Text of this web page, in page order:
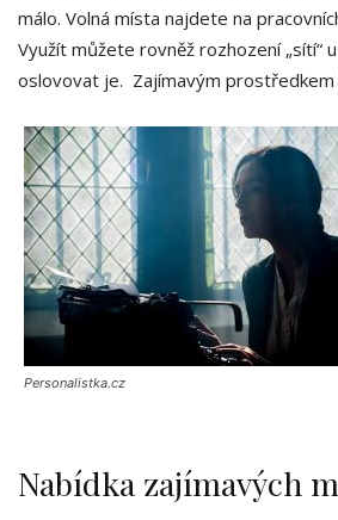
málo. Volná místa najdete na
Využít můžete rovněž rozhození „sítí“
oslovovat je. Zajímavým prostředkem
Personalistka.cz
Nabídka zajímavých